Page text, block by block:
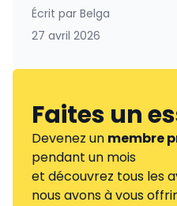
Écrit par Belga
27 avril 2026
Faites un
Devenez un membre
pendant un mois
et découvrez tous les
nous avons à vous